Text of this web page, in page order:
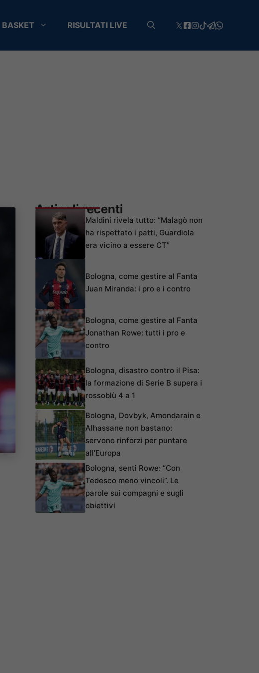
BASKET RISULTATI LIVE
Articoli recenti
Maldini rivela tutto: “Malagò non
ha rispettato i patti, Guardiola
era vicino a essere CT”
Bologna, come gestire al Fanta
Juan Miranda: i pro e i contro
Bologna, come gestire al Fanta
Jonathan Rowe: tutti i pro e
contro
Bologna, disastro contro il Pisa:
la formazione di Serie B supera i
rossoblù 4 a 1
Bologna, Dovbyk, Amondarain e
Alhassane non bastano:
servono rinforzi per puntare
all’Europa
Bologna, senti Rowe: “Con
Tedesco meno vincoli”. Le
parole sui compagni e sugli
obiettivi